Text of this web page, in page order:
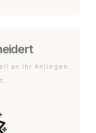
an Ihr Anliegen